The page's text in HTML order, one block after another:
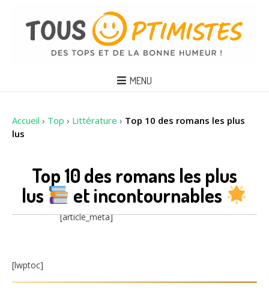
MENU
Accueil › Top › Littérature › Top 10 des romans les plus
lus
Top 10 des romans les plus
lus
et incontournables
[article_meta]
[lwptoc]